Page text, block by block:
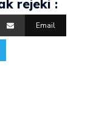
rejeki :
Email